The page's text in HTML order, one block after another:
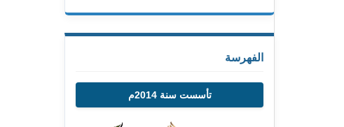
الفهرسة
تأسست سنة 2014م